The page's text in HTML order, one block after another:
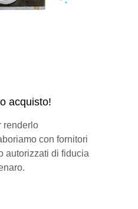
acquisto!
renderlo
con fornitori
autorizzati di fiducia